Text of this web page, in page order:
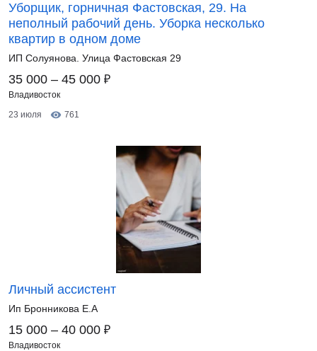
Уборщик, горничная Фастовская, 29. На
неполный рабочий день. Уборка несколько
квартир в одном доме
ИП Солуянова. Улица Фастовская 29
35 000 – 45 000 ₽
Владивосток
23 июля
761
Личный ассистент
Ип Бронникова Е.А
15 000 – 40 000 ₽
Владивосток